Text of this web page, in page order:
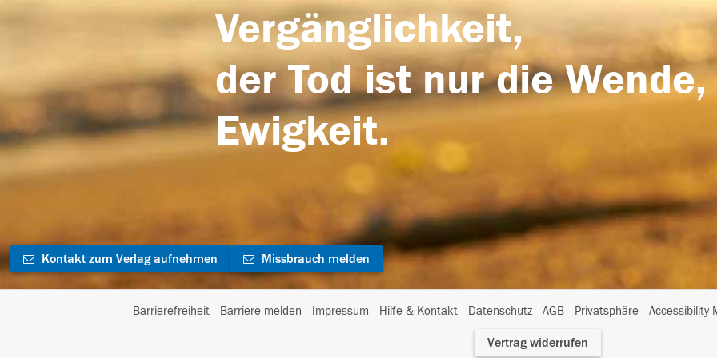
Vergänglichkeit,
der Tod ist nur die
Ewigkeit.
Kontakt zum Verlag aufnehmen Missbrauch melden
Barrierefreiheit Barriere melden Impressum Hilfe & Kontakt Datenschutz AGB Privatsphäre
I
Vertrag widerrufen